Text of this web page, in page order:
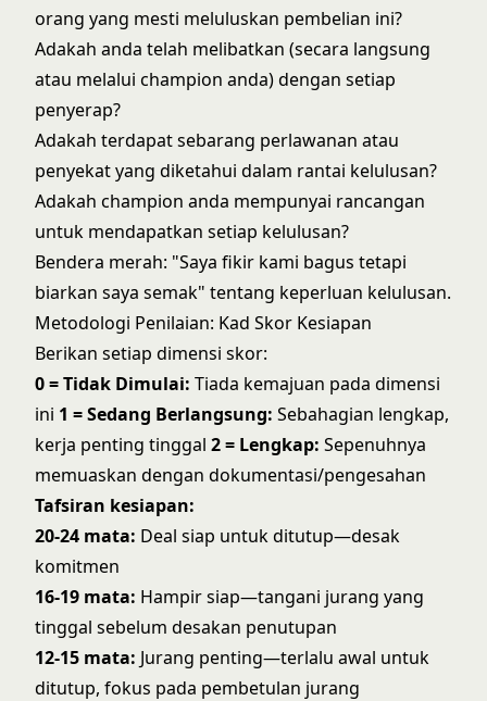
orang yang mesti meluluskan pembelian ini?
Adakah anda telah melibatkan (secara langsung
atau melalui champion anda) dengan setiap
penyerap?
Adakah terdapat sebarang perlawanan atau
penyekat yang diketahui dalam rantai kelulusan?
Adakah champion anda mempunyai rancangan
untuk mendapatkan setiap kelulusan?
Bendera merah: "Saya fikir kami bagus tetapi
biarkan saya semak" tentang keperluan kelulusan.
Metodologi Penilaian: Kad Skor Kesiapan
Berikan setiap dimensi skor:
0 = Tidak Dimulai: Tiada kemajuan pada dimensi
ini 1 = Sedang Berlangsung: Sebahagian lengkap,
kerja penting tinggal 2 = Lengkap: Sepenuhnya
memuaskan dengan dokumentasi/pengesahan
Tafsiran kesiapan:
20-24 mata: Deal siap untuk ditutup—desak
komitmen
16-19 mata: Hampir siap—tangani jurang yang
tinggal sebelum desakan penutupan
12-15 mata: Jurang penting—terlalu awal untuk
ditutup, fokus pada pembetulan jurang